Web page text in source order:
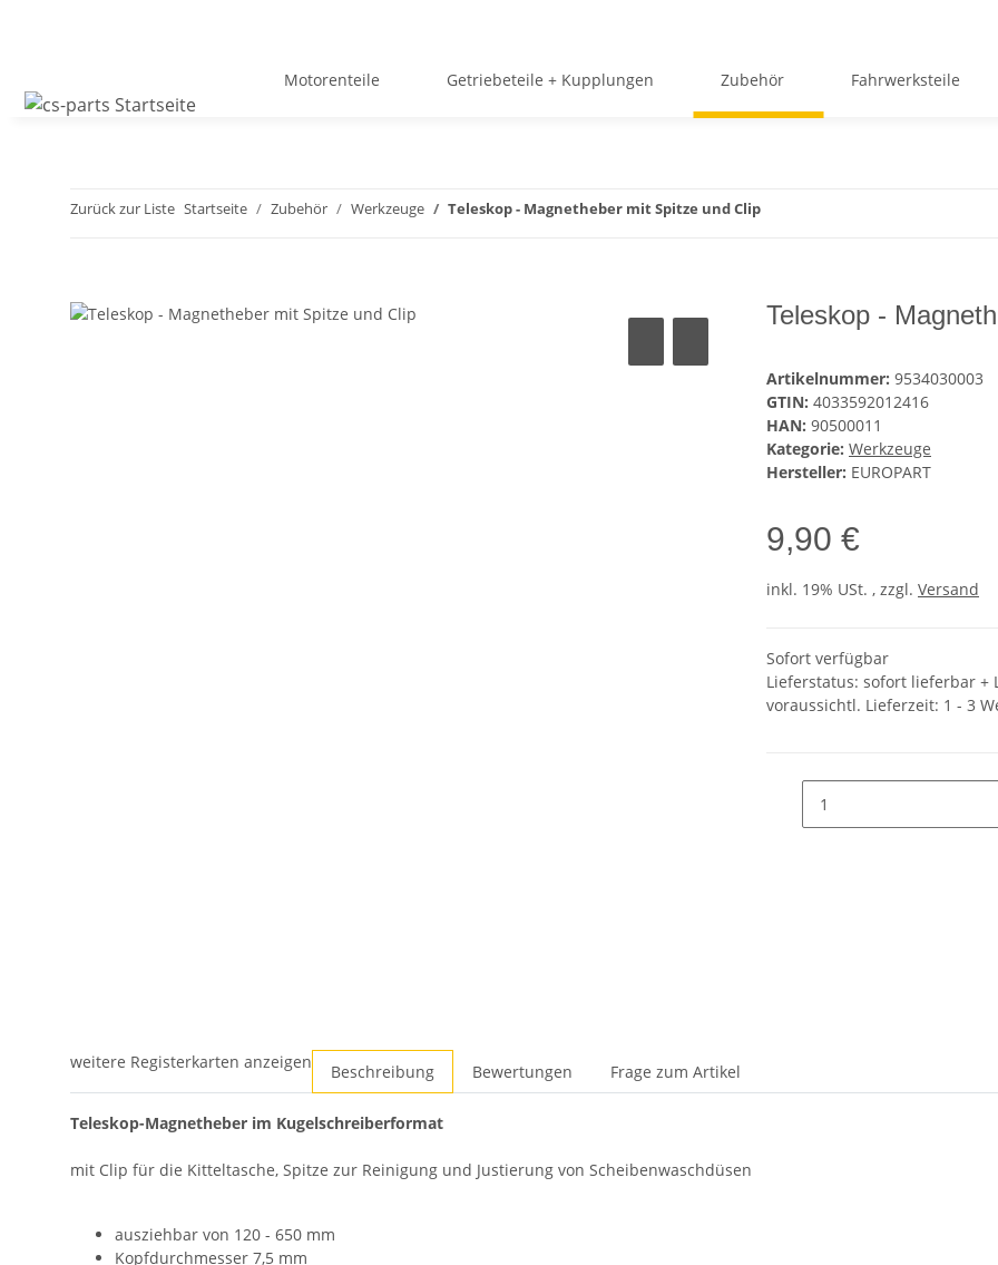
Motorenteile Getriebeteile + Kupplungen Zubehör Fahrwerksteile
Zurück zur Liste Startseite Zubehör Werkzeuge Teleskop - Magnetheber mit Spitze und Clip
Teleskop -
Artikelnummer: 9534030003
GTIN: 4033592012416
HAN: 90500011
Kategorie: Werkzeuge
Hersteller: EUROPART
9,90 €
inkl. 19% USt. , zzgl. Versand
Sofort verfügbar
Lieferstatus: sofort lieferbar +
voraussichtl. Lieferzeit: 1 - 3
weitere Registerkarten anzeigen Beschreibung Bewertungen Frage zum Artikel
Teleskop-Magnetheber im Kugelschreiberformat
mit Clip für die Kitteltasche, Spitze zur Reinigung und Justierung von Scheibenwaschdüsen
ausziehbar von 120 - 650 mm
Kopfdurchmesser 7,5 mm